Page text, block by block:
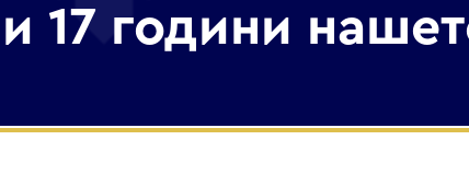
17 години